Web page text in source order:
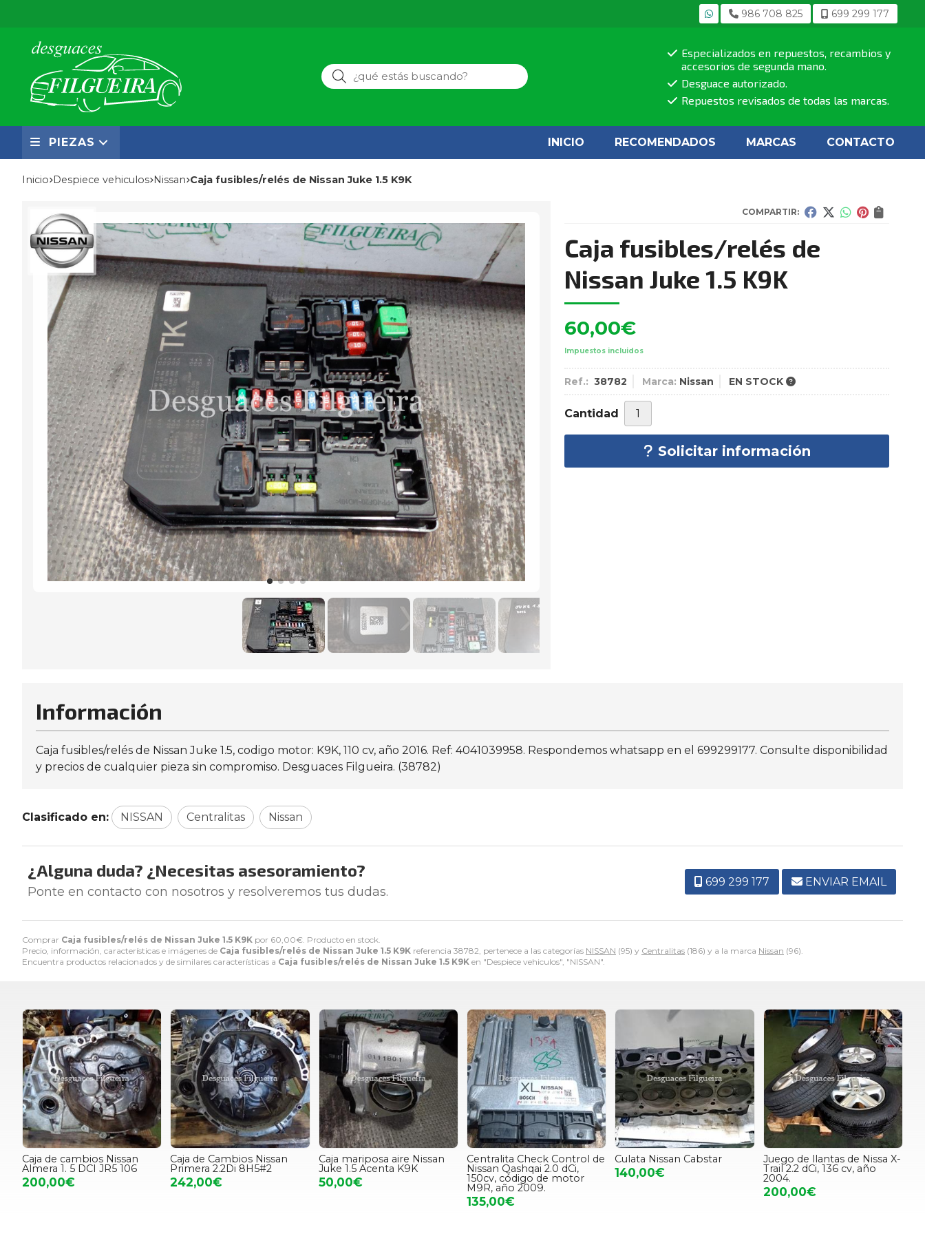
986 708 825 699 299 177
Buscar
Especializados en repuestos, recambios y
accesorios de segunda mano.
Desguace autorizado.
Repuestos revisados de todas las marcas.
PIEZAS INICIO RECOMENDADOS MARCAS CONTACTO
Inicio despiece vehiculos nissan Caja fusibles/relés de Nissan Juke 1.5 K9K
COMPARTIR:
Caja fusibles/relés de
Nissan Juke 1.5 K9K
60,00€
Impuestos incluidos
Ref.: 38782 Marca: Nissan EN STOCK
Cantidad
Solicitar información
Comprar Caja fusibles/relés de Nissan Juke 1.5 K9K por 60,00€ . Producto en stock.
Precio, información, características e imágenes de Caja fusibles/relés de Nissan Juke 1.5 K9K referencia 38782, pertenece a las categorías NISSAN (95) y Centralitas (186) y a la marca Nissan (96).
Encuentra productos relacionados y de similares características a Caja fusibles/relés de Nissan Juke 1.5 K9K en "Despiece vehiculos", "NISSAN".
Información
Caja fusibles/relés de Nissan Juke 1.5, codigo motor: K9K, 110 cv, año 2016. Ref: 4041039958. Respondemos whatsapp en el 699299177. Consulte disponibilidad
y precios de cualquier pieza sin compromiso. Desguaces Filgueira. (38782)
Clasificado en: NISSAN Centralitas Nissan
¿Alguna duda? ¿Necesitas asesoramiento?
Ponte en contacto con nosotros y resolveremos tus dudas.
699 299 177 ENVIAR EMAIL
Caja de cambios Nissan
Almera 1. 5 DCI JR5 106
200,00€
Caja de Cambios Nissan
Primera 2.2Di 8H5#2
242,00€
Caja mariposa aire Nissan
Juke 1.5 Acenta K9K
50,00€
Centralita Check Control de
Nissan Qashqai 2.0 dCi,
150cv, código de motor
M9R, año 2009.
135,00€
Culata Nissan Cabstar
140,00€
Juego de llantas de Nissa X-
Trail 2.2 dCi, 136 cv, año
2004.
200,00€